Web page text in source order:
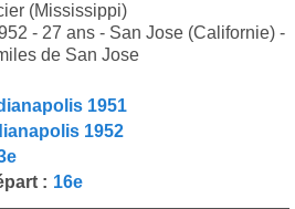
(Mississippi)
- 27 ans - San Jose (Californie) -
de San Jose
1951
1952
: 16e